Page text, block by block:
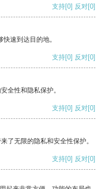
支持[0] 反对[0]
速到达目的地。
支持[0] 反对[0]
全性和隐私保护。
支持[0] 反对[0]
了无限的隐私和安全性保护。
支持[0] 反对[0]